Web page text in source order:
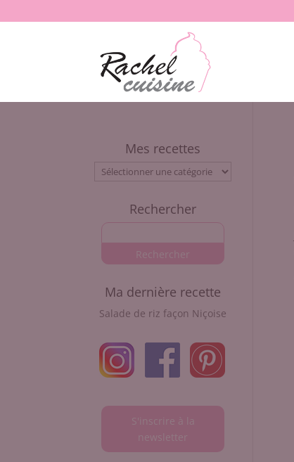
Mes recettes
Mes
Rechercher
Ma dernière recette
Salade de riz façon Niçoise
S'inscrire à la
newsletter